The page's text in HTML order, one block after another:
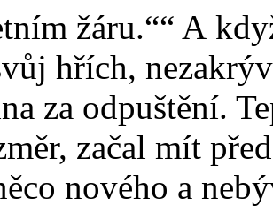
žáru.“
A
hřích,
za odpuštění.
začal mít
nového a